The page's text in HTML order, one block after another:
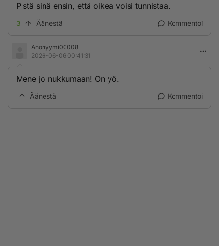
Pistä sinä ensin, että oikea voisi tunnistaa.
3 Äänestä Kommentoi
Anonyymi00008
2026-06-06 00:41:31
Mene jo nukkumaan! On yö.
Äänestä Kommentoi